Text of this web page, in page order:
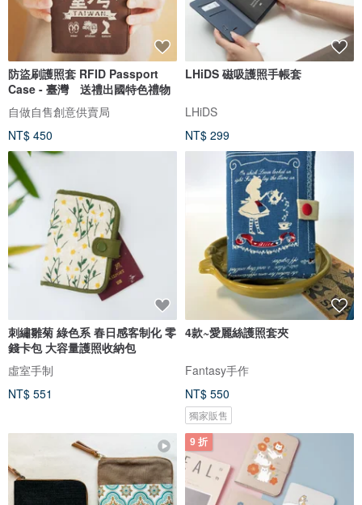
防盜刷護照套 RFID Passport
Case - 臺灣 送禮出國特色禮物
自做自售創意供賣局
NT$ 450
LHiDS 磁吸護照手帳套
LHiDS
NT$ 299
刺繡雛菊 綠色系 春日感客制化 零
錢卡包 大容量護照收納包
虛室手制
NT$ 551
4款~愛麗絲護照套夾
Fantasy手作
NT$ 550
獨家販售
9 折